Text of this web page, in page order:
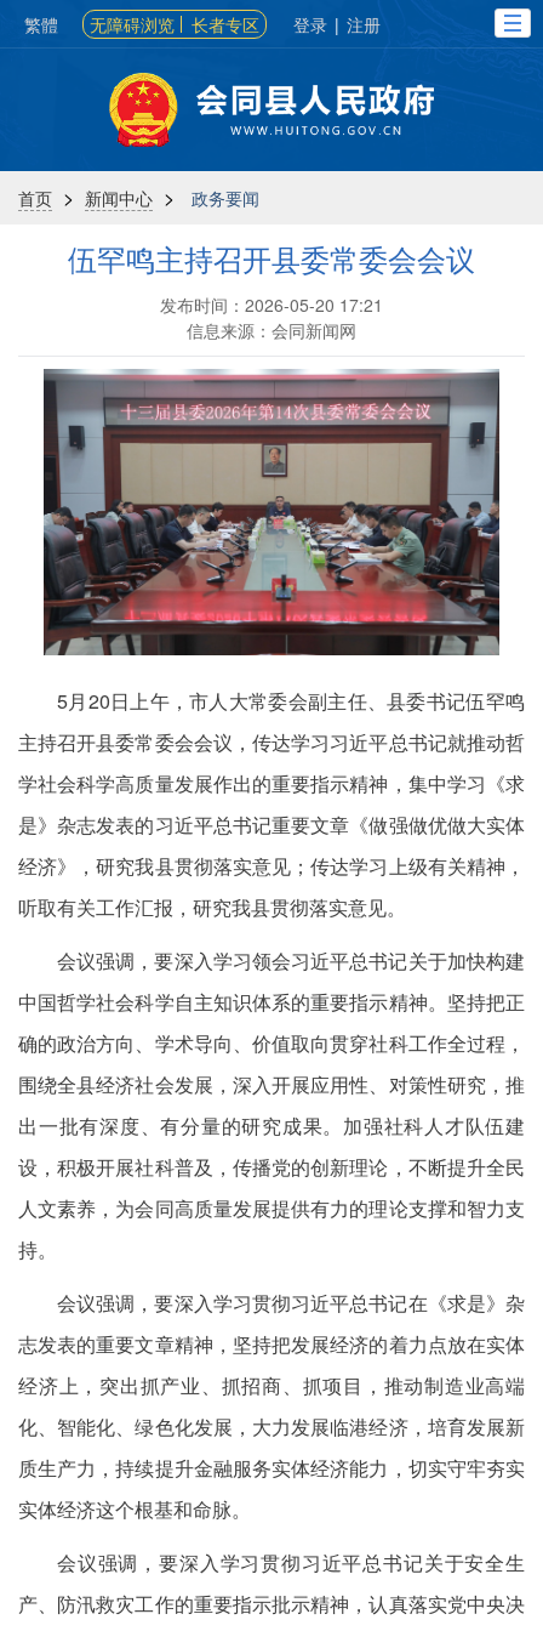
繁體 无障碍浏览 长者专区 登录 | 注册
首页 > 新闻中心 > 政务要闻
伍罕鸣主持召开县委常委会会议
发布时间：2026-05-20 17:21
信息来源：会同新闻网
5月20日上午，市人大常委会副主任、县委书记伍罕鸣
主持召开县委常委会会议，传达学习习近平总书记就推动哲
学社会科学高质量发展作出的重要指示精神，集中学习《求
是》杂志发表的习近平总书记重要文章《做强做优做大实体
经济》，研究我县贯彻落实意见；传达学习上级有关精神，
听取有关工作汇报，研究我县贯彻落实意见。
会议强调，要深入学习领会习近平总书记关于加快构建
中国哲学社会科学自主知识体系的重要指示精神。坚持把正
确的政治方向、学术导向、价值取向贯穿社科工作全过程，
围绕全县经济社会发展，深入开展应用性、对策性研究，推
出一批有深度、有分量的研究成果。加强社科人才队伍建
设，积极开展社科普及，传播党的创新理论，不断提升全民
人文素养，为会同高质量发展提供有力的理论支撑和智力支
持。
会议强调，要深入学习贯彻习近平总书记在《求是》杂
志发表的重要文章精神，坚持把发展经济的着力点放在实体
经济上，突出抓产业、抓招商、抓项目，推动制造业高端
化、智能化、绿色化发展，大力发展临港经济，培育发展新
质生产力，持续提升金融服务实体经济能力，切实守牢夯实
实体经济这个根基和命脉。
会议强调，要深入学习贯彻习近平总书记关于安全生
产、防汛救灾工作的重要指示批示精神，认真落实党中央决